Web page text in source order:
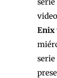
Enix
serie